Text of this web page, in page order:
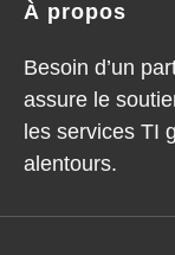
À propos
Besoin d’un
assure le
les services TI
alentours.